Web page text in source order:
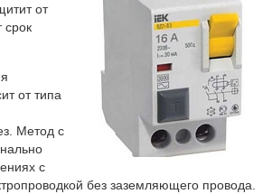
от
срок
от типа
Метод с
с
без заземляющего провода.